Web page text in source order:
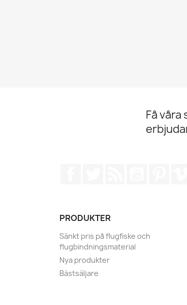
Få
PRODUKTER
Sänkt pris på flugfiske och
flugbindningsmaterial
Nya produkter
Bästsäljare